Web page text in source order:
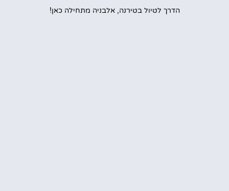
הדרך לטיול בטירנה, אלבניה מתחילה כאן!